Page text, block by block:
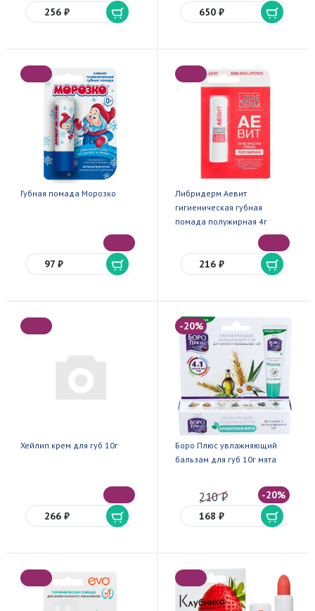
256 ₽ 650 ₽
Губная помада Морозко
97 ₽
Либридерм Аевит
гигиеническая губная
помада полужирная 4г
216 ₽
Хейлип крем для губ 10г
266 ₽
-20%
Боро Плюс увлажняющий
бальзам для губ 10г мята
-20%
210 ₽
168 ₽